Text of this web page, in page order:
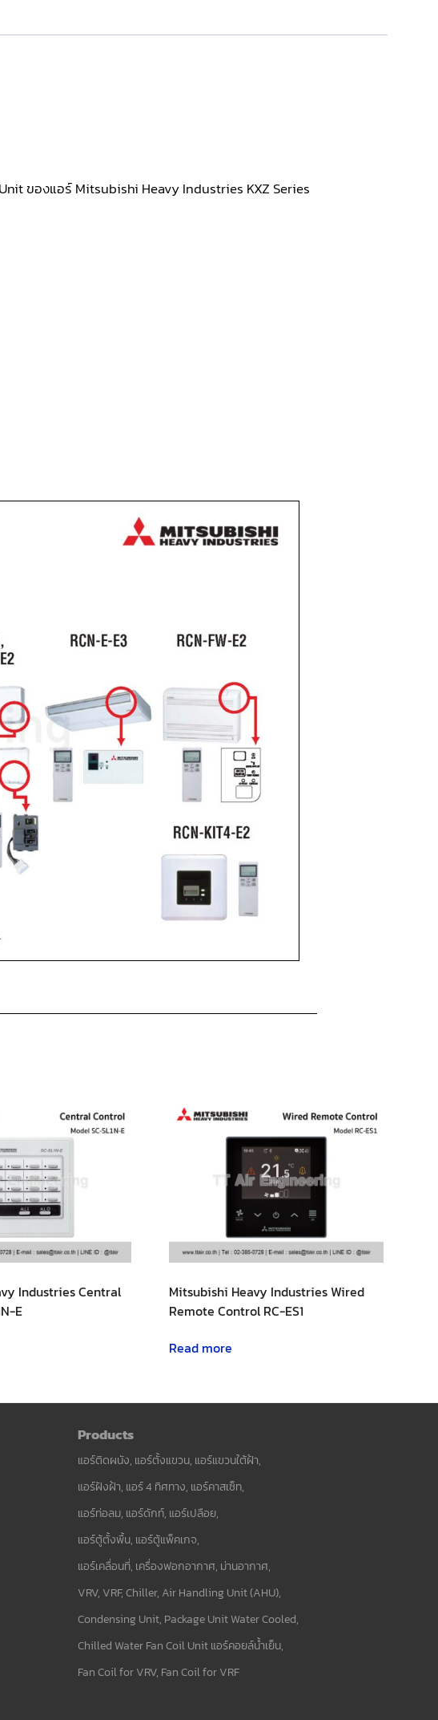
ของแอร์ Mitsubishi Heavy Industries KXZ Series
Industries Central
E
Mitsubishi Heavy Industries Wired
Remote Control RC-ES1
Read more
Products
แอร์ติดผนัง, แอร์ตั้งแขวน, แอร์แขวนใต้ฝ้า,
แอร์ฝังฝ้า, แอร์ 4 ทิศทาง, แอร์คาสเซ็ท,
แอร์ท่อลม, แอร์ดักท์, แอร์เปลือย,
แอร์ตู้ตั้งพื้น, แอร์ตู้แพ็คเกจ,
แอร์เคลื่อนที่, เครื่องฟอกอากาศ, ม่านอากาศ,
VRV, VRF, Chiller, Air Handling Unit (AHU),
Condensing Unit, Package Unit Water Cooled,
Chilled Water Fan Coil Unit แอร์คอยล์น้ำเย็น,
Fan Coil for VRV, Fan Coil for VRF